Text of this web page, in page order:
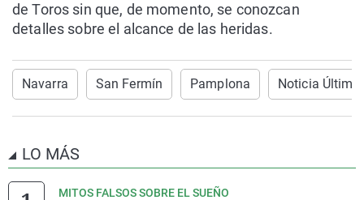
de Toros sin que, de momento, se conozcan
detalles sobre el alcance de las heridas.
Navarra San Fermín Pamplona Noticia Última
LO MÁS
MITOS FALSOS SOBRE EL SUEÑO